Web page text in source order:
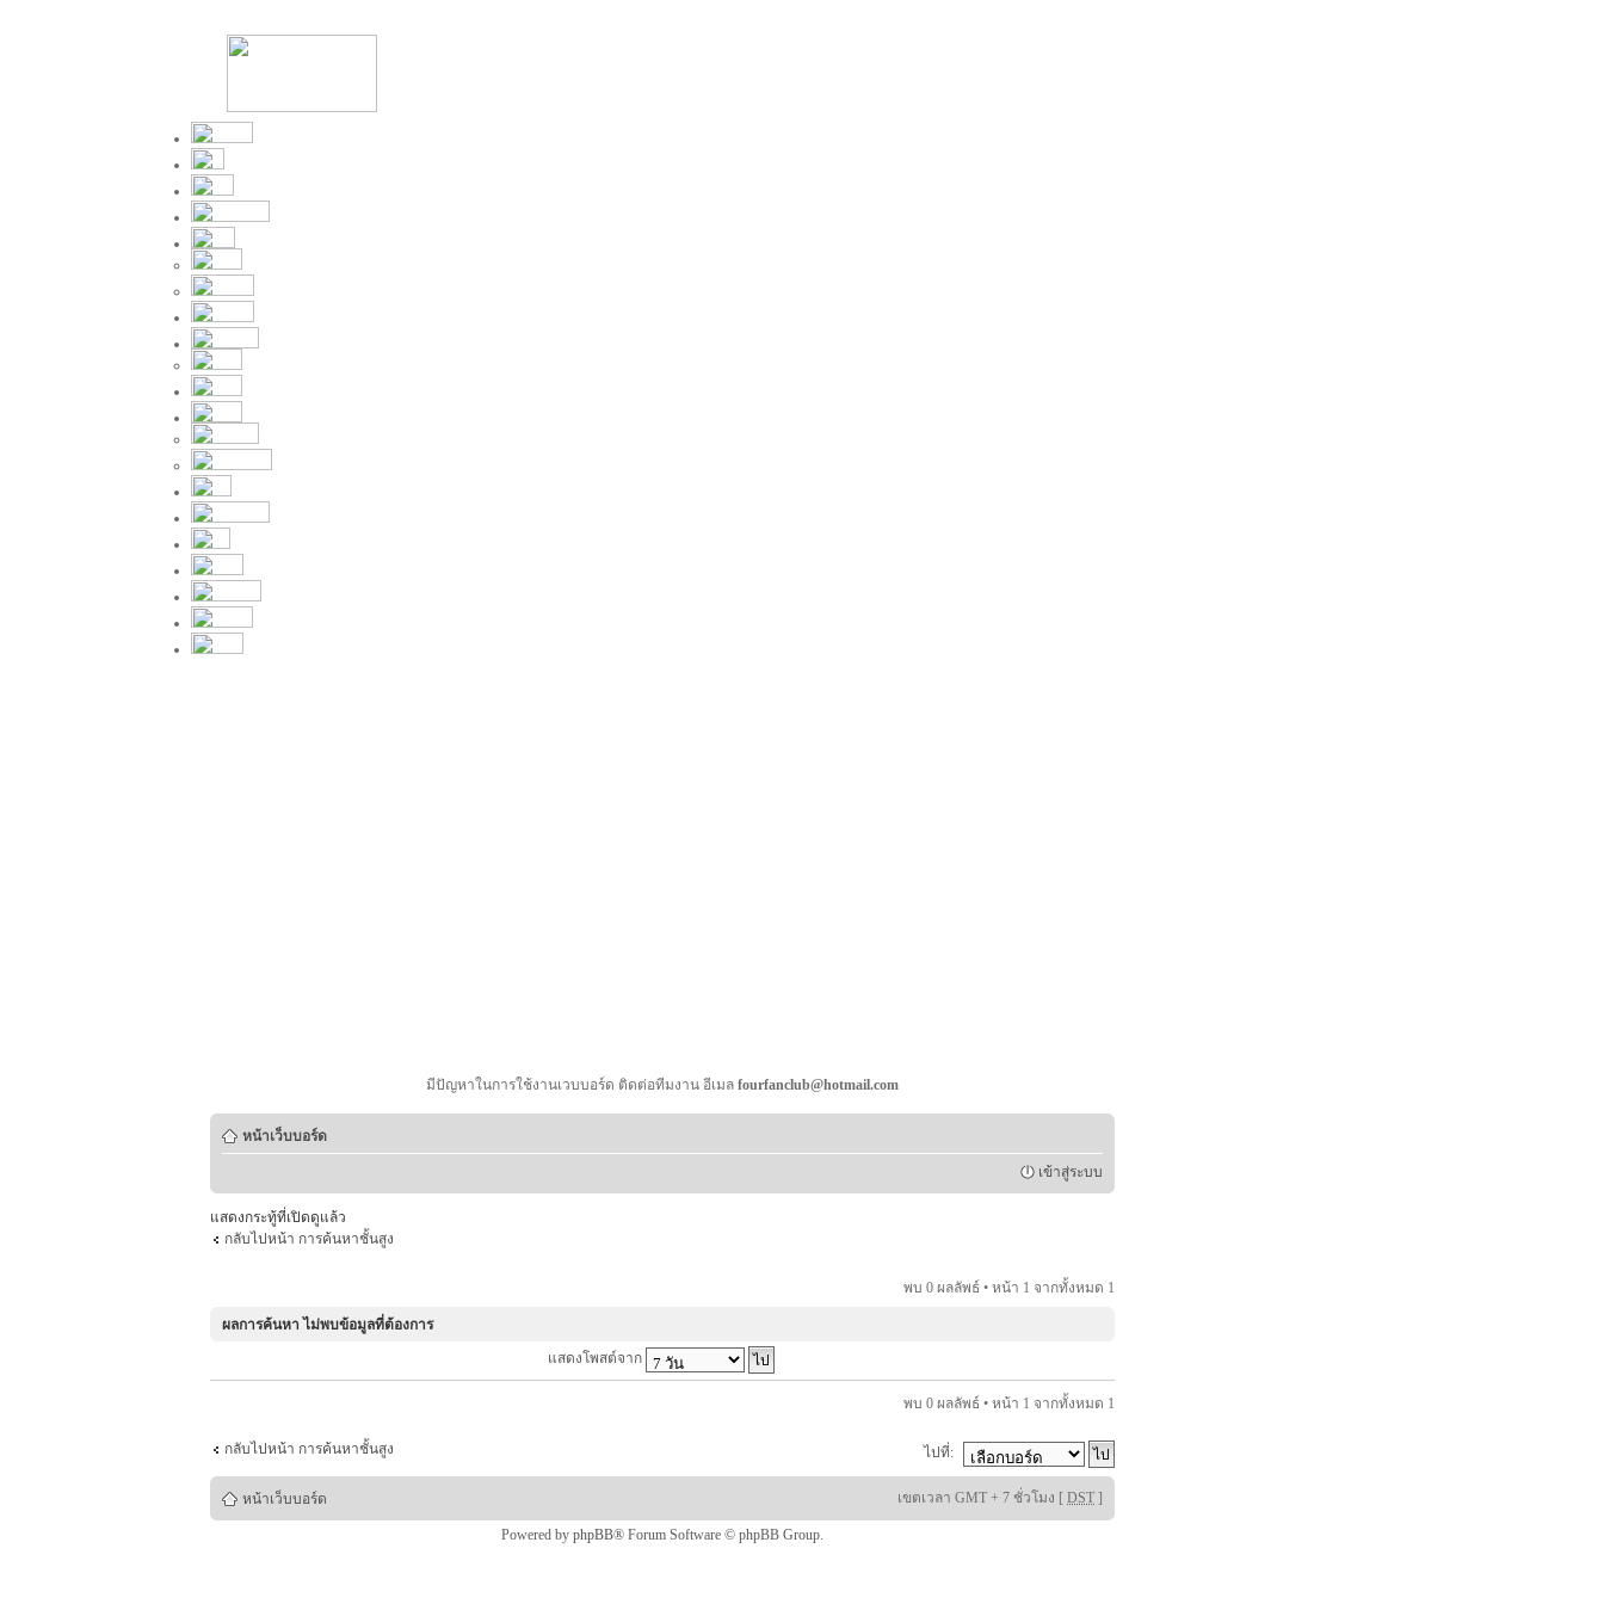
มีปัญหาในการใช้งานเวบบอร์ด ติดต่อทีมงาน อีเมล fourfanclub@hotmail.com
หน้าเว็บบอร์ด
เข้าสู่ระบบ
แสดงกระทู้ที่เปิดดูแล้ว
กลับไปหน้า การค้นหาชั้นสูง
พบ 0 ผลลัพธ์ • หน้า 1 จากทั้งหมด 1
ผลการค้นหา ไม่พบข้อมูลที่ต้องการ
แสดงโพสต์จาก
พบ 0 ผลลัพธ์ • หน้า 1 จากทั้งหมด 1
กลับไปหน้า การค้นหาชั้นสูง ไปที่:
หน้าเว็บบอร์ด เขตเวลา GMT + 7 ชั่วโมง [ DST ]
Powered by phpBB® Forum Software © phpBB Group.